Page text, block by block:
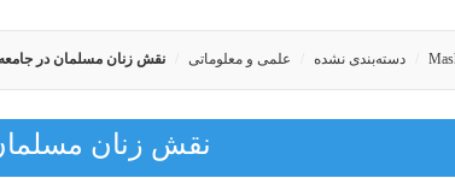
دسته‌بندی نشده علمی و معلوماتی نقش زنان مسلمان در
نقش زنان